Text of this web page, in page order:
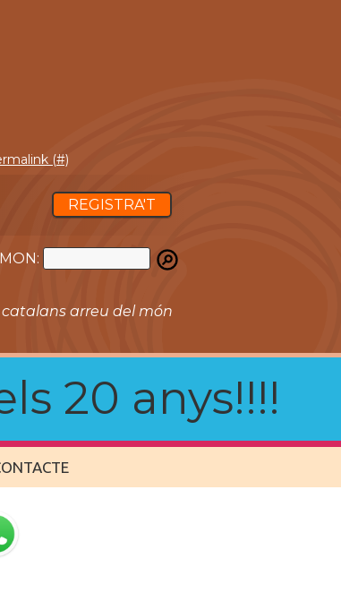
(#)
REGISTRA'T
arreu del món
20 anys!!!!